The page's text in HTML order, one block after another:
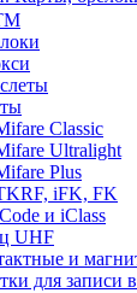
Classic
Ultralight
Plus
iFK, FK
и iClass
UHF
и
для